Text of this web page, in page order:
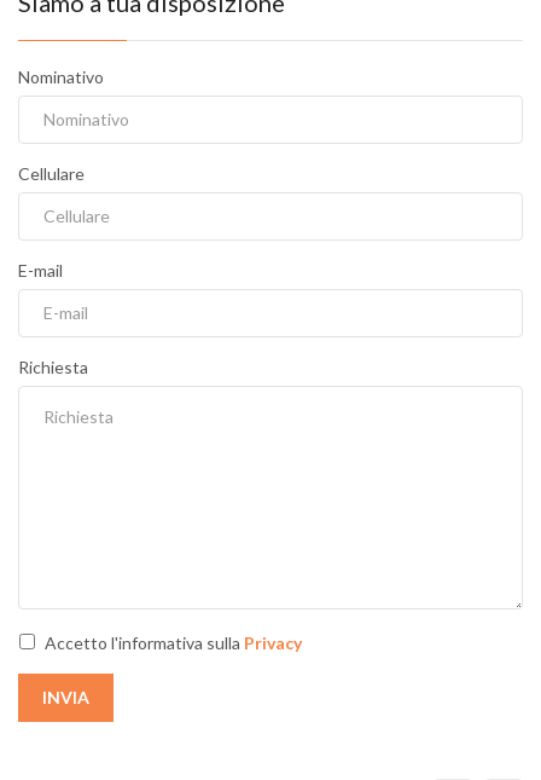
Nominativo
Cellulare
E-mail
Richiesta
Accetto l'informativa sulla Privacy
INVIA